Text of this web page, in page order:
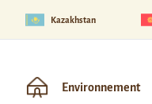
Kazakhstan
Environnement